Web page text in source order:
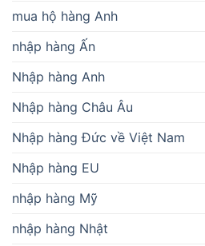
mua hộ hàng Anh
nhập hàng Ấn
Nhập hàng Anh
Nhập hàng Châu Âu
Nhập hàng Đức về Việt Nam
Nhập hàng EU
nhập hàng Mỹ
nhập hàng Nhật